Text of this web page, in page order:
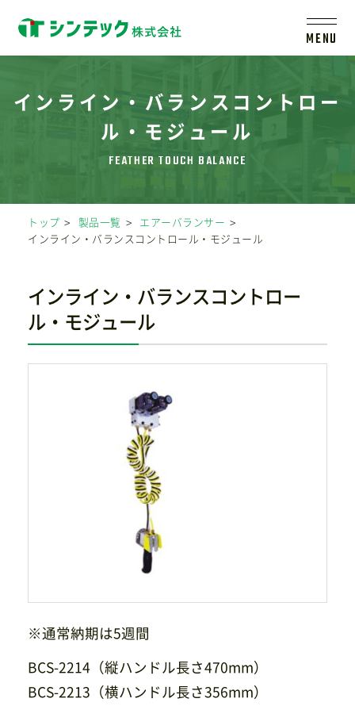
MENU
トップ
シンテックについて
会社案内
新着情報
CAD/PDFデータ
シンテック公式Instagram
シンテック公式Youtubeチャンネル
インライン・バランスコントロー
ル・モジュール
トップ 製品一覧
エアーバランサー
インライン・バランスコントロール・モジュール
インライン・バランスコントロー
ル・モジュール
※通常納期は5週間
BCS-2214（縦ハンドル長さ470mm）
BCS-2213（横ハンドル長さ356mm）